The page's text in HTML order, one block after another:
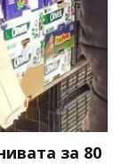
за 80